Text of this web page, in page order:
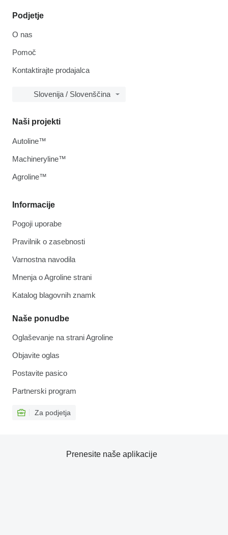
Podjetje
O nas
Pomoč
Kontaktirajte prodajalca
Slovenija / Slovenščina
Informacije
Pogoji uporabe
Pravilnik o zasebnosti
Varnostna navodila
Mnenja o Agroline strani
Katalog blagovnih znamk
Naše ponudbe
Oglaševanje na strani Agroline
Objavite oglas
Postavite pasico
Partnerski program
Za podjetja
Naši projekti
Autoline™
Machineryline™
Agroline™
Prenesite naše aplikacije